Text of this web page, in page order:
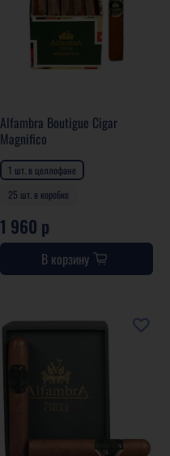
Alfambra Boutigue Cigar
Magnifico
1 шт. в целлофане
25 шт. в коробке
1 960 р
В корзину